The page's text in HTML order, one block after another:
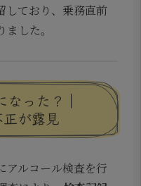
しており、乗務直前
した。
った？｜
正が露見
アルコール検査を行